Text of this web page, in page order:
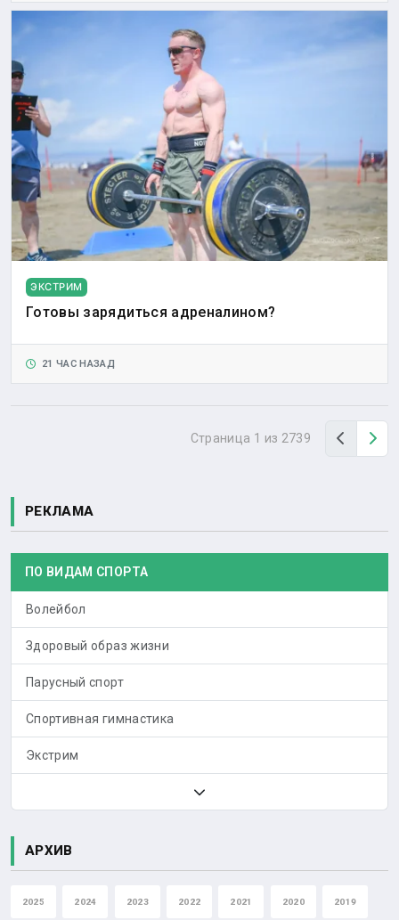
ЭКСТРИМ
Готовы зарядиться адреналином?
21 ЧАС НАЗАД
Страница 1 из 2739 Назад
РЕКЛАМА
ПО ВИДАМ СПОРТА
Волейбол
Здоровый образ жизни
Парусный спорт
Спортивная гимнастика
Экстрим
АРХИВ
2025 2024 2023 2022 2021 2020 2019